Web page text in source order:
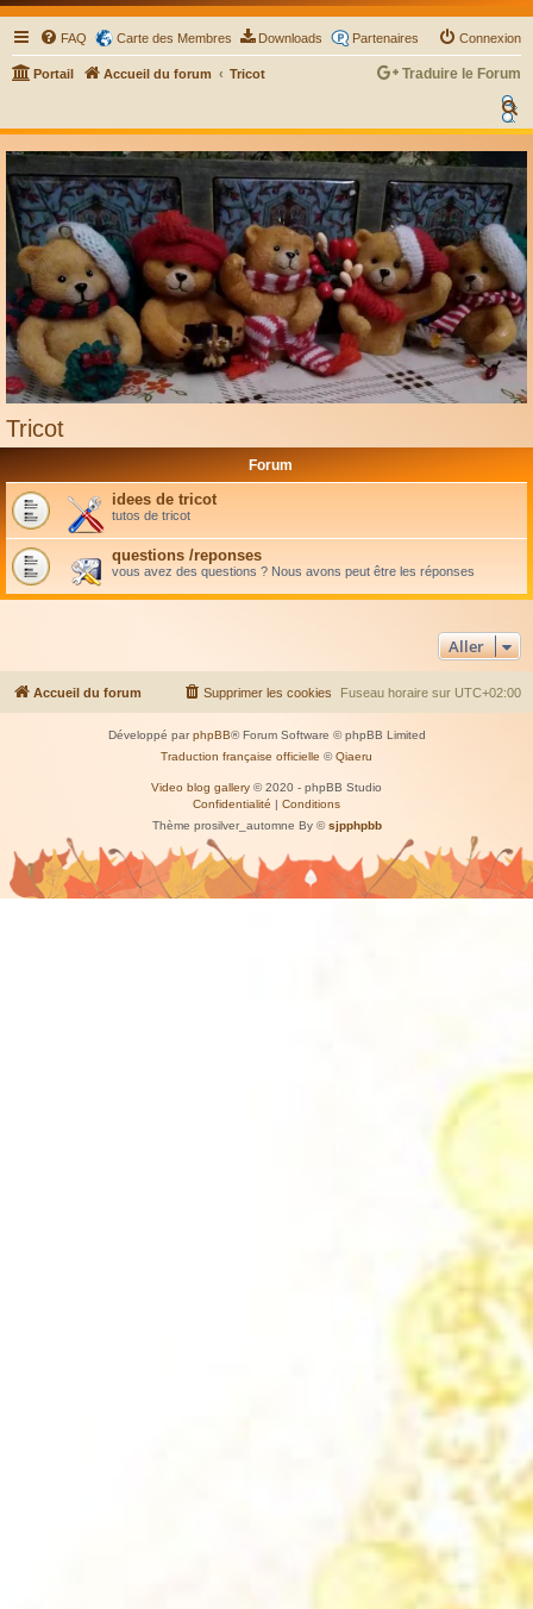
FAQ Carte des Membres Downloads Partenaires Connexion
Portail Accueil du forum Tricot Traduire le Forum
▼
e
e
r
c
h
e
r
Tricot
Forum
idees de tricot
tutos de tricot
questions /reponses
vous avez des questions ? Nous avons peut être les réponses
Aller
Accueil du forum Fuseau horaire sur UTC+02:00
Supprimer les cookies
Développé parphpBB® Forum Software © phpBB Limited
Traduction française officielle ©Qiaeru
Video blog gallery © 2020 - phpBB Studio
Confidentialité | Conditions
Thème prosilver_automne By ©sjpphpbb